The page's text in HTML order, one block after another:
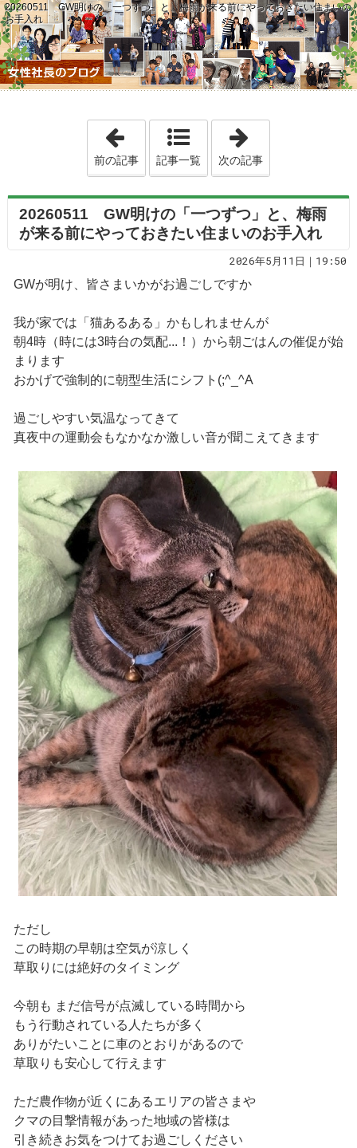
20260511 GW明けの「一つずつ」と、梅雨が来る前にやっておきたい住まいの
お手入れ
「20260510 秋田の広い家が「将来の
前の記事 記事一覧 次の記事
20260511 GW明けの「一つずつ」と、梅雨
が来る前にやっておきたい住まいのお手入れ
2026年5月11日｜19:50
GWが明け、皆さまいかがお過ごしですか
我が家では「猫あるある」かもしれませんが
朝4時（時には3時台の気配...！）から朝ごはんの催促が始
まります
おかげで強制的に朝型生活にシフト(;^_^A
過ごしやすい気温なってきて
真夜中の運動会もなかなか激しい音が聞こえてきます
ただし
この時期の早朝は空気が涼しく
草取りには絶好のタイミング
今朝も まだ信号が点滅している時間から
もう行動されている人たちが多く
ありがたいことに車のとおりがあるので
草取りも安心して行えます
ただ農作物が近くにあるエリアの皆さまや
クマの目撃情報があった地域の皆様は
引き続きお気をつけてお過ごしください